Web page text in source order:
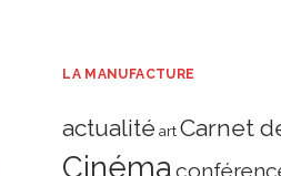
LA MANUFACTURE
actualité art Carnet
Cinéma